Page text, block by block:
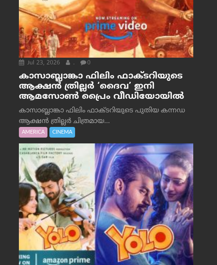
Jul 23, 2026 . 0
കാസാബ്ലാങ്കാ ഫിലിം ഫാക്ടറിയുടെ
ആക്ഷൻ ത്രില്ലർ ‘ദൈവ’ ഇനി
ആമസോൺ പ്രൈം വീഡിയോയിൽ
കാസാബ്ലാങ്കാ ഫിലിം ഫാക്ടറിയുടെ പുതിയ കന്നഡ
ആക്ഷൻ ത്രില്ലർ ചിത്രമായ...
AMERICA CINEMA